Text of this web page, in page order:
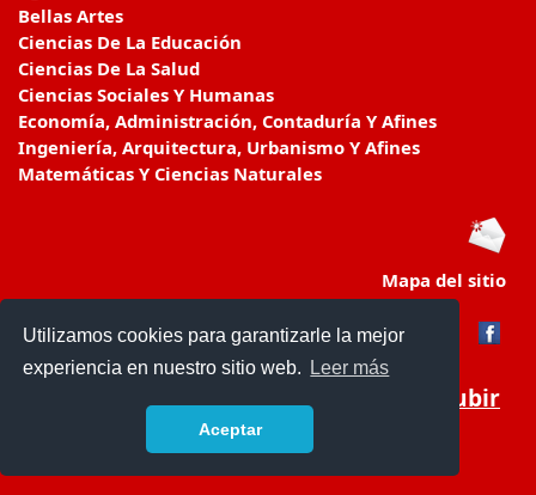
Utilizamos cookies para garantizarle la mejor
experiencia en nuestro sitio web.
Leer más
Aceptar
Bellas Artes
Ciencias De La Educación
Ciencias De La Salud
Ciencias Sociales Y Humanas
Economía, Administración, Contaduría Y Afines
Ingeniería, Arquitectura, Urbanismo Y Afines
Matemáticas Y Ciencias Naturales
Mapa del sitio
Subir